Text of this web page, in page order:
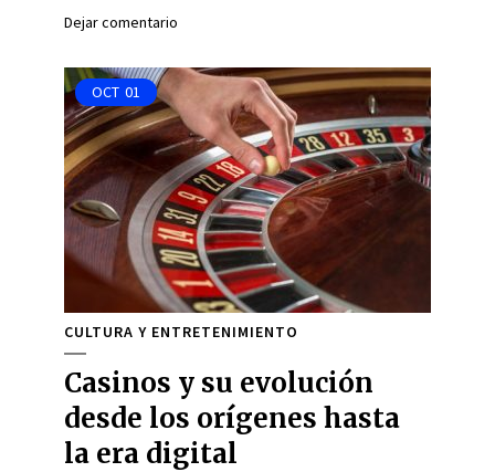
Dejar comentario
OCT 01
CULTURA Y ENTRETENIMIENTO
Casinos y su evolución
desde los orígenes hasta
la era digital